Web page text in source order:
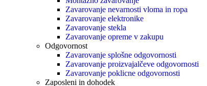
Zavarovanje nevarnosti vloma in ropa
Zavarovanje elektronike
Zavarovanje stekla
Zavarovanje opreme v zakupu
Odgovornost
Zavarovanje splošne odgovornosti
Zavarovanje proizvajalčeve odgovornosti
Zavarovanje poklicne odgovornosti
Zaposleni in dohodek